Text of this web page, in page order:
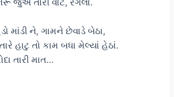
જુએ તારી વાટ, રંગલો.
માંડી ને, ગામને છેવાડે બેઠા,
હાટુ તો કામ બધા મેલ્યાં હેઠાં.
તારી માત…